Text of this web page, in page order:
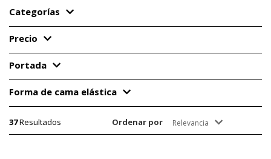
Categorías
Precio
Portada
Forma de cama elástica
37Resultados Ordenar por Relevancia